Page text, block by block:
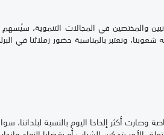
والمختصين في المجالات التنموية،
ونعتبر بالمناسبة حضور زملائنا في
أكثر إلحاحا اليوم بالنسبة لبلداننا،